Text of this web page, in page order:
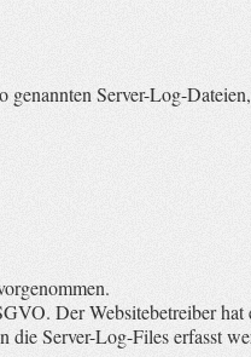
Server-Log-
Der Websitebetreiber hat
die Server-Log-Files erfasst